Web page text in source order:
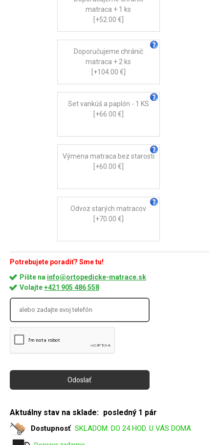
matraca + 1 ks
[+52.00 €]
Doporučujeme chránič
matraca + 2 ks
[+104.00 €]
Set vankúš a paplón - 1 KS
[+66.00 €]
Výmena matraca bez starosti
[+60.00 €]
Odvoz starých matracov
[+70.00 €]
Potrebujete poradiť? Sme tu!
Píšte na info@ortopedicke-matrace.sk
Volajte+421 905 486 558
Aktuálny stav na sklade: posledný 1 pár
Dostupnosť SKLADOM: DO 24 HOD. U VÁS DOMA